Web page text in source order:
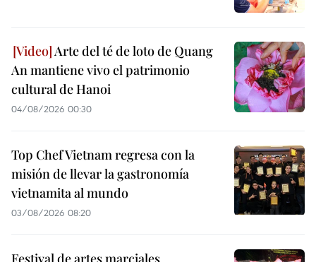
Arte del té de loto de Quang
An mantiene vivo el patrimonio
cultural de Hanoi
04/08/2026 00:30
Top Chef Vietnam regresa con la
misión de llevar la gastronomía
vietnamita al mundo
03/08/2026 08:20
Festival de artes marciales